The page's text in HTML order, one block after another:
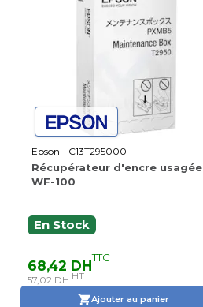
Epson - C13T295000
Récupérateur d'encre usagée
WF-100
En Stock
68,42 DHTTC
57,02 DH HT
Ajouter au panier